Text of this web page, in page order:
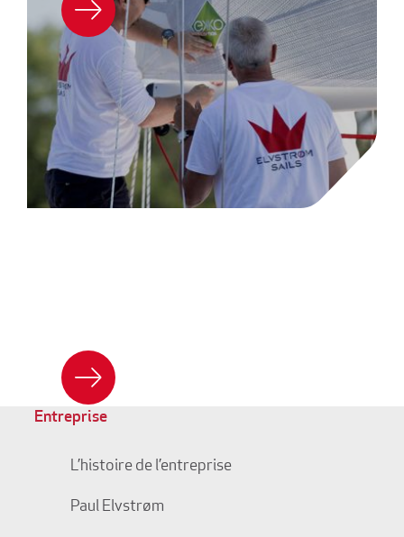
Entreprise
L’histoire de l’entreprise
Paul Elvstrøm